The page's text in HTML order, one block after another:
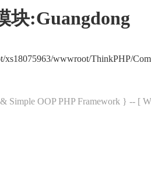
块:Guangdong
xs18075963/wwwroot/ThinkPHP/
Simple OOP PHP Framework } -- [